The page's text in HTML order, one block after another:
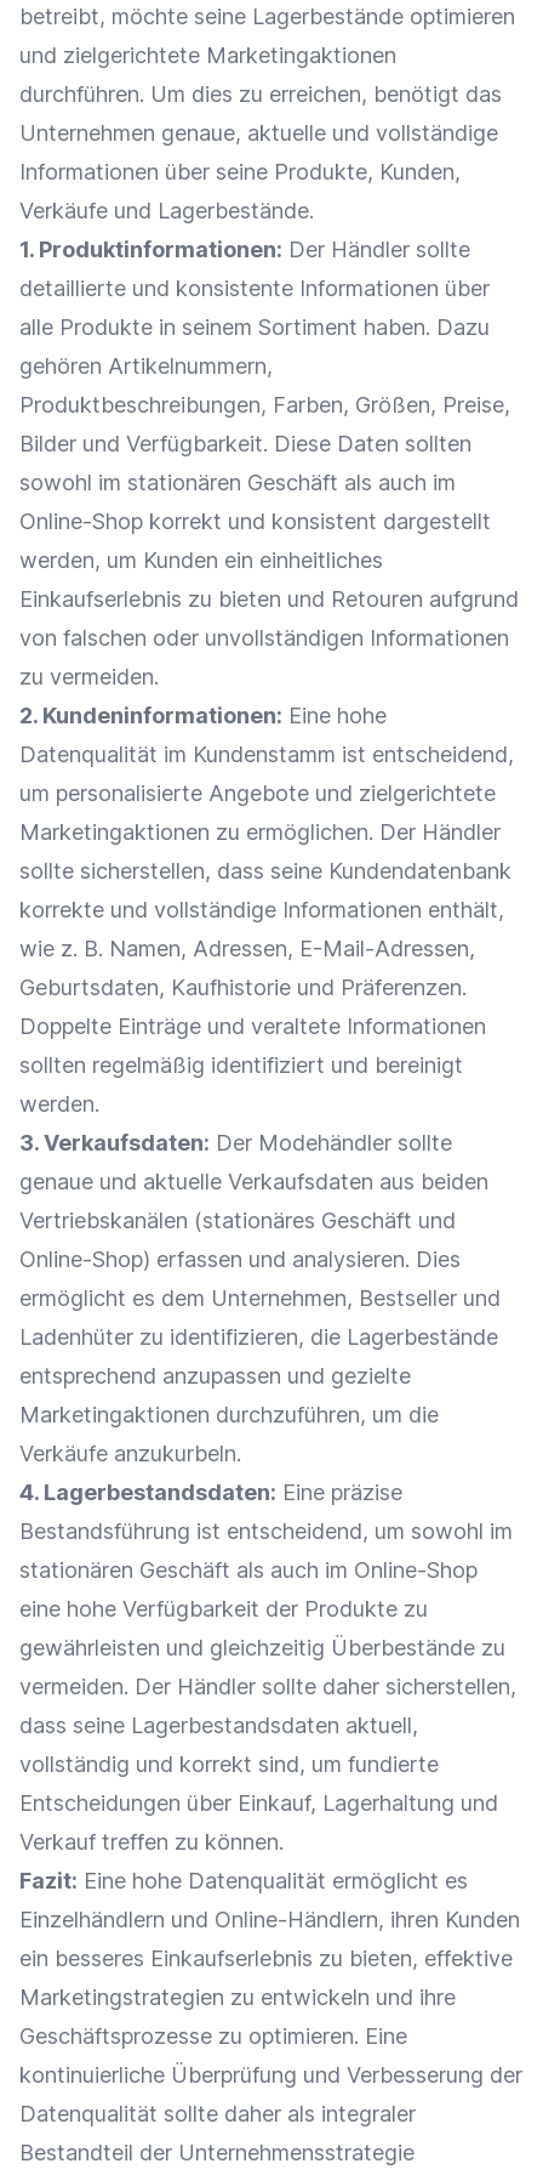
betreibt, möchte seine Lagerbestände optimieren
und zielgerichtete Marketingaktionen
durchführen. Um dies zu erreichen, benötigt das
Unternehmen genaue, aktuelle und vollständige
Informationen über seine Produkte, Kunden,
Verkäufe und Lagerbestände.
1. Produktinformationen: Der Händler sollte
detaillierte und konsistente Informationen über
alle Produkte in seinem Sortiment haben. Dazu
gehören Artikelnummern,
Produktbeschreibungen, Farben, Größen, Preise,
Bilder und Verfügbarkeit. Diese Daten sollten
sowohl im stationären Geschäft als auch im
Online-Shop korrekt und konsistent dargestellt
werden, um Kunden ein einheitliches
Einkaufserlebnis zu bieten und Retouren aufgrund
von falschen oder unvollständigen Informationen
zu vermeiden.
2. Kundeninformationen: Eine hohe
Datenqualität im Kundenstamm ist entscheidend,
um personalisierte Angebote und zielgerichtete
Marketingaktionen zu ermöglichen. Der Händler
sollte sicherstellen, dass seine Kundendatenbank
korrekte und vollständige Informationen enthält,
wie z. B. Namen, Adressen, E-Mail-Adressen,
Geburtsdaten, Kaufhistorie und Präferenzen.
Doppelte Einträge und veraltete Informationen
sollten regelmäßig identifiziert und bereinigt
werden.
3. Verkaufsdaten: Der Modehändler sollte
genaue und aktuelle Verkaufsdaten aus beiden
Vertriebskanälen (stationäres Geschäft und
Online-Shop) erfassen und analysieren. Dies
ermöglicht es dem Unternehmen, Bestseller und
Ladenhüter zu identifizieren, die Lagerbestände
entsprechend anzupassen und gezielte
Marketingaktionen durchzuführen, um die
Verkäufe anzukurbeln.
4. Lagerbestandsdaten: Eine präzise
Bestandsführung ist entscheidend, um sowohl im
stationären Geschäft als auch im Online-Shop
eine hohe Verfügbarkeit der Produkte zu
gewährleisten und gleichzeitig Überbestände zu
vermeiden. Der Händler sollte daher sicherstellen,
dass seine Lagerbestandsdaten aktuell,
vollständig und korrekt sind, um fundierte
Entscheidungen über Einkauf, Lagerhaltung und
Verkauf treffen zu können.
Fazit: Eine hohe Datenqualität ermöglicht es
Einzelhändlern und Online-Händlern, ihren Kunden
ein besseres Einkaufserlebnis zu bieten, effektive
Marketingstrategien zu entwickeln und ihre
Geschäftsprozesse zu optimieren. Eine
kontinuierliche Überprüfung und Verbesserung der
Datenqualität sollte daher als integraler
Bestandteil der Unternehmensstrategie